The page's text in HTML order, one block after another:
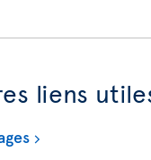
liens